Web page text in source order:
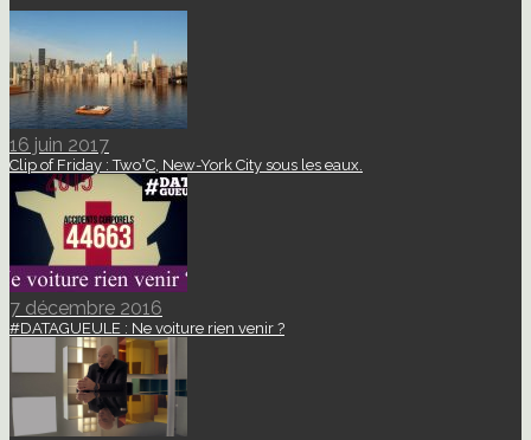
16 juin 2017
Clip of Friday : Two°C, New-York City sous les eaux.
7 décembre 2016
#DATAGUEULE : Ne voiture rien venir ?